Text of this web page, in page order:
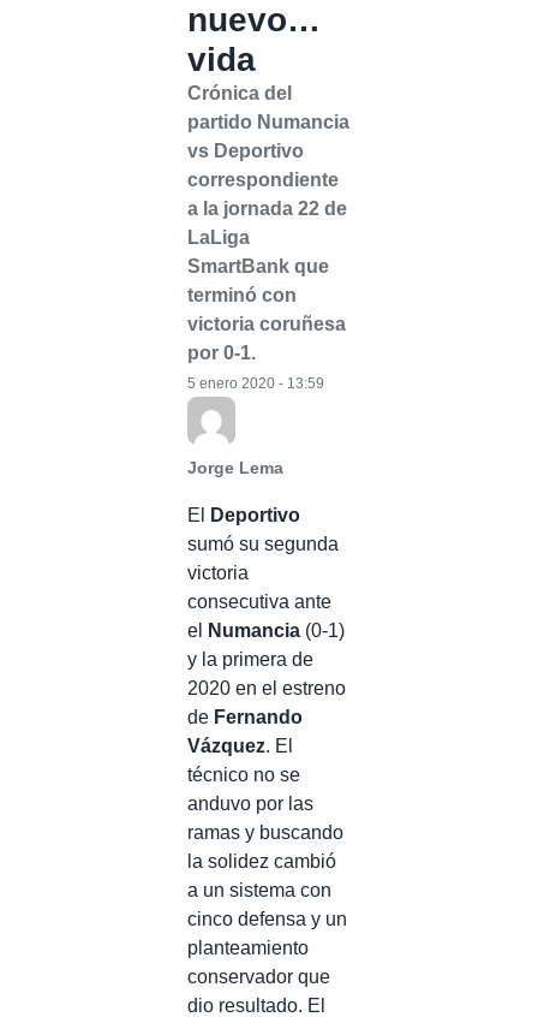
nuevo…
vida
Crónica del
partido Numancia
vs Deportivo
correspondiente
a la jornada 22 de
LaLiga
SmartBank que
terminó con
victoria coruñesa
por 0-1.
Jorge Lema
5 enero 2020 - 13:59
El
Deportivo
sumó su segunda
victoria
consecutiva ante
el
Numancia (0-1)
y la primera de
2020 en el estreno
de Fernando
Vázquez. El
técnico no se
anduvo por las
ramas y buscando
la solidez cambió
a un sistema con
cinco defensa y un
planteamiento
conservador que
dio resultado. El